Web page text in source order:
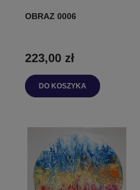
OBRAZ 0006
223,00 zł
DO KOSZYKA